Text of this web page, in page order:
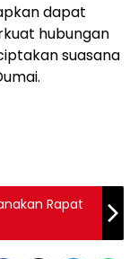
dapat
hubungan
suasana
Rapat